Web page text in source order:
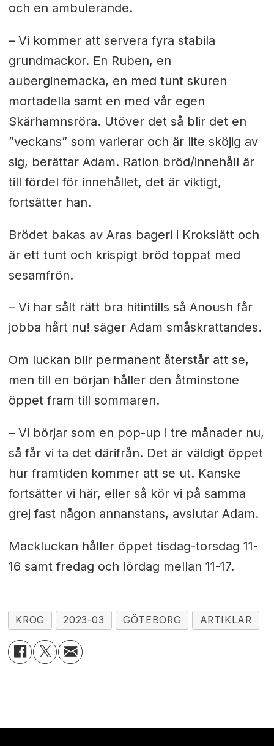
och en ambulerande.
– Vi kommer att servera fyra stabila
grundmackor. En Ruben, en
auberginemacka, en med tunt skuren
mortadella samt en med vår egen
Skärhamnsröra. Utöver det så blir det en
”veckans” som varierar och är lite sköjig av
sig, berättar Adam. Ration bröd/innehåll är
till fördel för innehållet, det är viktigt,
fortsätter han.
Brödet bakas av Aras bageri i Krokslätt och
är ett tunt och krispigt bröd toppat med
sesamfrön.
– Vi har sålt rätt bra hitintills så Anoush får
jobba hårt nu! säger Adam småskrattandes.
Om luckan blir permanent återstår att se,
men till en början håller den åtminstone
öppet fram till sommaren.
– Vi börjar som en pop-up i tre månader nu,
så får vi ta det därifrån. Det är väldigt öppet
hur framtiden kommer att se ut. Kanske
fortsätter vi här, eller så kör vi på samma
grej fast någon annanstans, avslutar Adam.
Mackluckan håller öppet tisdag-torsdag 11-
16 samt fredag och lördag mellan 11-17.
KROG 2023-03 GÖTEBORG ARTIKLAR